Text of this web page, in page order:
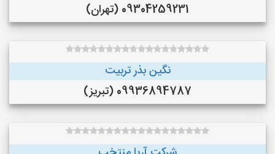
09304259231 (تهران)
نگین بذر تربیت
09936894787 (تبریز)